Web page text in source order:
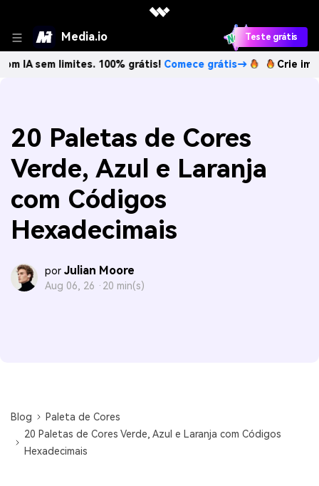
Media.io Teste grátis
limites. 100% grátis!Comece grátis→ Crie imagens
20 Paletas de Cores
Verde, Azul e Laranja
com Códigos
Hexadecimais
por Julian Moore
Aug 06, 26 · 20 min(s)
Blog
Paleta de Cores
20 Paletas de Cores Verde, Azul e Laranja com Códigos
Hexadecimais